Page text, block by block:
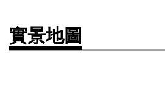
實景地圖